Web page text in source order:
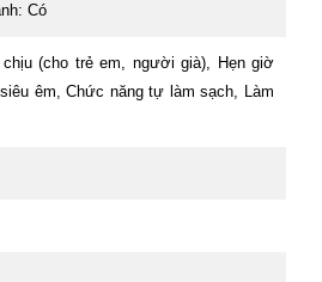
Có
(cho trẻ em, người già), Hẹn giờ
êm, Chức năng tự làm sạch, Làm